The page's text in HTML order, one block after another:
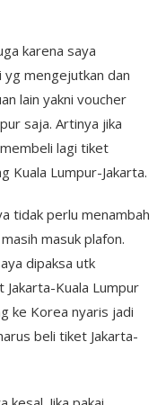
karena saya
yg mengejutkan dan
lain yakni voucher
saja. Artinya jika
lagi tiket
Kuala Lumpur-Jakarta.
tidak perlu menambah
masuk plafon.
dipaksa utk
Kuala Lumpur
ke Korea nyaris jadi
beli tiket Jakarta-